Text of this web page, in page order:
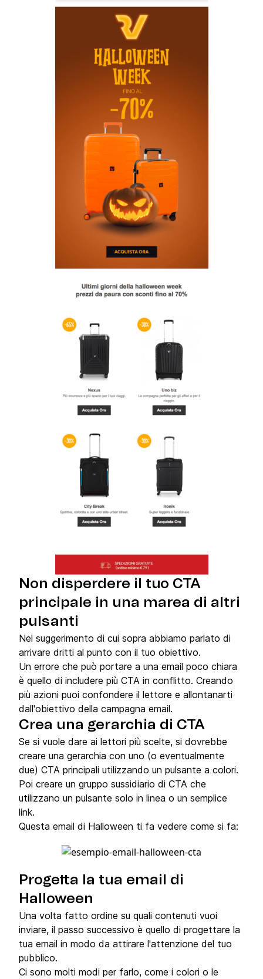
Non disperdere il tuo CTA
principale in una marea di altri
pulsanti
Nel suggerimento di cui sopra abbiamo parlato di
arrivare dritti al punto con il tuo obiettivo.
Un errore che può portare a una email poco chiara
è quello di includere più CTA in conflitto. Creando
più azioni puoi confondere il lettore e allontanarti
dall'obiettivo della campagna email.
Crea una gerarchia di CTA
Se si vuole dare ai lettori più scelte, si dovrebbe
creare una gerarchia con uno (o eventualmente
due) CTA principali utilizzando un pulsante a colori.
Poi creare un gruppo sussidiario di CTA che
utilizzano un pulsante solo in linea o un semplice
link.
Questa email di Halloween ti fa vedere come si fa:
Progetta la tua email di
Halloween
Una volta fatto ordine su quali contenuti vuoi
inviare, il passo successivo è quello di progettare la
tua email in modo da attirare l'attenzione del tuo
pubblico.
Ci sono molti modi per farlo, come i colori o le